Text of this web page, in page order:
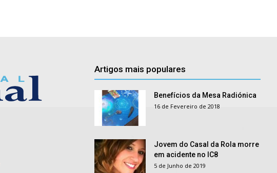
Artigos mais populares
Benefícios da Mesa Radiónica
16 de Fevereiro de 2018
Jovem do Casal da Rola morre
em acidente no IC8
5 de Junho de 2019